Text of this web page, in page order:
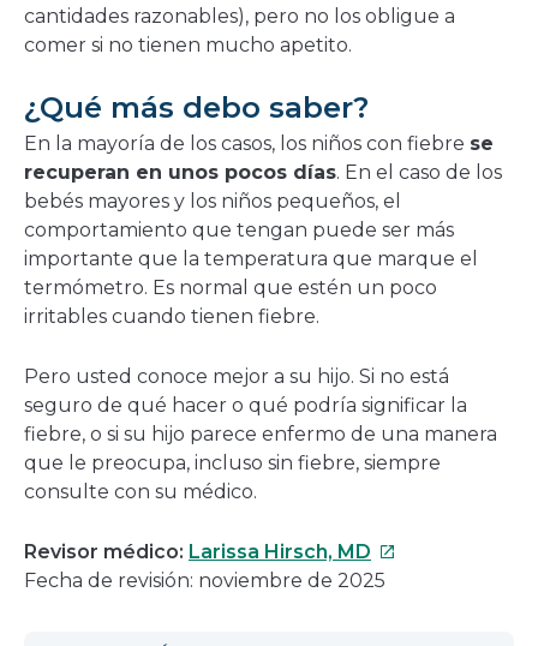
cantidades razonables), pero no los obligue a
comer si no tienen mucho apetito.
¿Qué más debo saber?
En la mayoría de los casos, los niños con fiebre se
recuperan en unos pocos días. En el caso de los
bebés mayores y los niños pequeños, el
comportamiento que tengan puede ser más
importante que la temperatura que marque el
termómetro. Es normal que estén un poco
irritables cuando tienen fiebre.
Pero usted conoce mejor a su hijo. Si no está
seguro de qué hacer o qué podría significar la
fiebre, o si su hijo parece enfermo de una manera
que le preocupa, incluso sin fiebre, siempre
consulte con su médico.
Revisor médico: Larissa Hirsch, MD Este
enlace
Fecha de revisión: noviembre de 2025